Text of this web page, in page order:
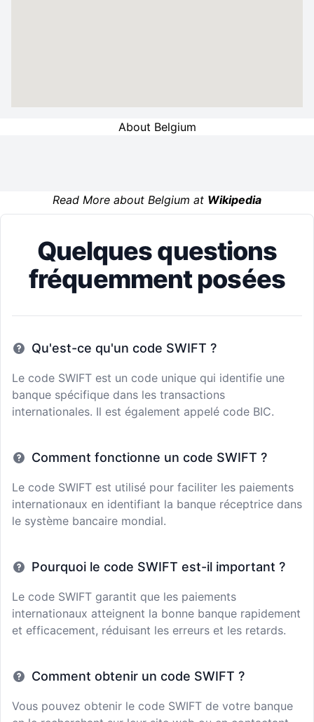
About Belgium
Read More about Belgium at Wikipedia
Quelques questions
fréquemment posées
Qu'est-ce qu'un code SWIFT ?
Le code SWIFT est un code unique qui identifie une
banque spécifique dans les transactions
internationales. Il est également appelé code BIC.
Comment fonctionne un code SWIFT ?
Le code SWIFT est utilisé pour faciliter les paiements
internationaux en identifiant la banque réceptrice dans
le système bancaire mondial.
Pourquoi le code SWIFT est-il important ?
Le code SWIFT garantit que les paiements
internationaux atteignent la bonne banque rapidement
et efficacement, réduisant les erreurs et les retards.
Comment obtenir un code SWIFT ?
Vous pouvez obtenir le code SWIFT de votre banque